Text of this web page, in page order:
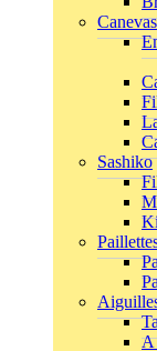
Canevas
Sashiko
A